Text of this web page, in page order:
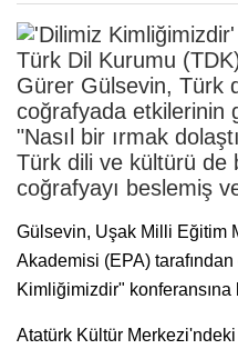
Türk Dil Kurumu
Gürer Gülsevin, Türk
coğrafyada etkilerinin
"Nasıl bir ırmak
Türk dili ve kültürü de
coğrafyayı beslemiş
Gülsevin, Uşak Milli Eğitim
Akademisi (EPA)
Kimliğimizdir" konferansına
Atatürk Kültür